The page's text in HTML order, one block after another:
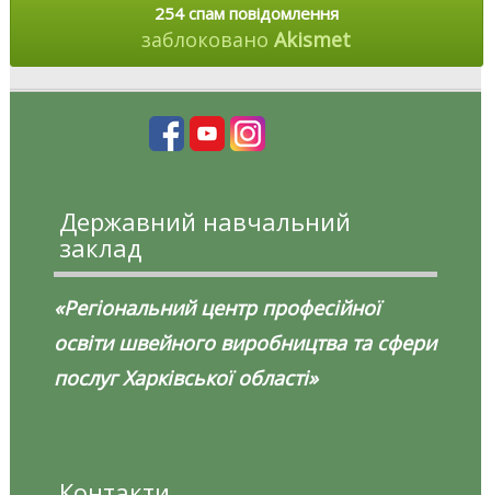
254 спам повідомлення
заблокованоAkismet
Державний навчальний
заклад
«Регіональний центр професійної
освіти швейного виробництва та сфери
послуг Харківської області»